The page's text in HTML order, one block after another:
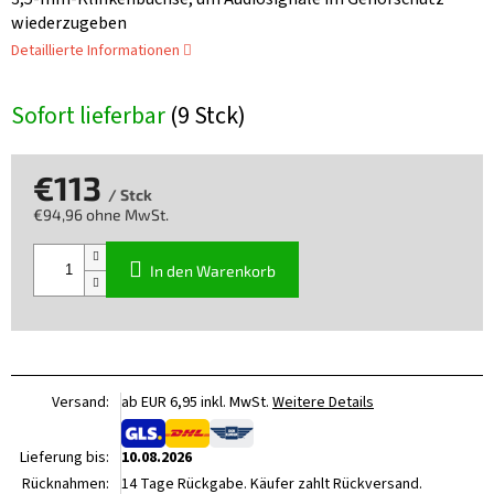
Sofort lieferbar(9 Stck)
wiederzugeben
Detaillierte Informationen
€113 / Stck
€94,96 ohne MwSt.
In den Warenkorb
Versand: ab EUR 6,95 inkl. MwSt. Weitere Details
Lieferung bis:
10.08.2026
Rücknahmen: 14 Tage Rückgabe. Käufer zahlt Rückversand.